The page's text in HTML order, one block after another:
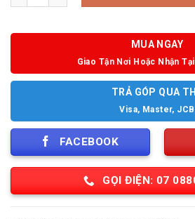
MUA NGAY
Giao Tận Nơi Hoặc Nhận
TRẢ GÓP QUA
Visa, Master, JCB
FACEBOOK
GỌI ĐIỆN: 07